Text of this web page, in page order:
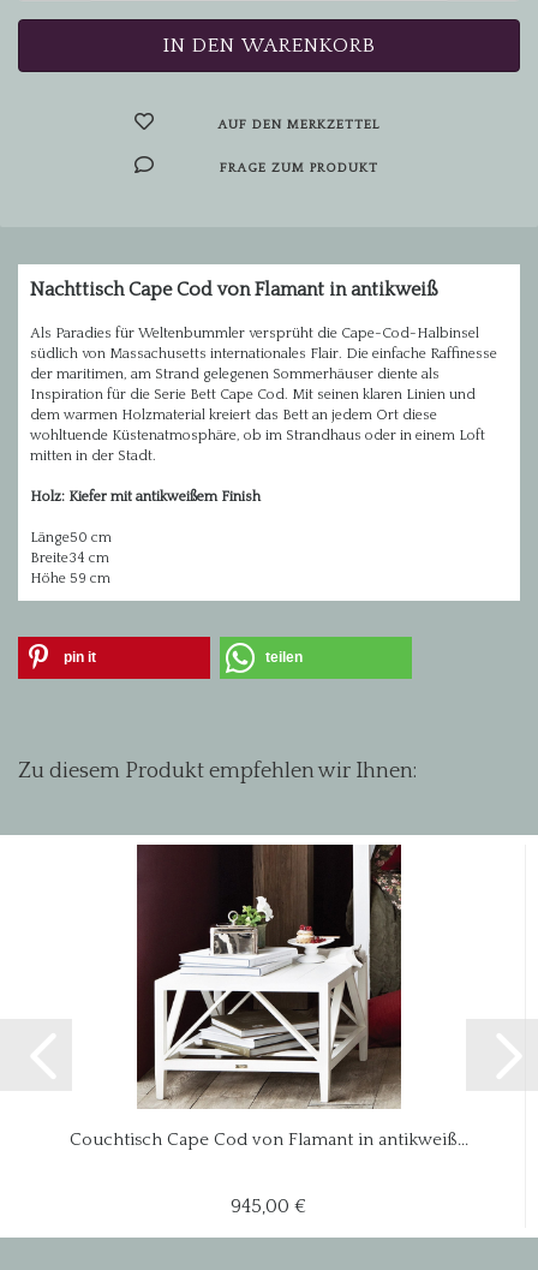
AUF DEN MERKZETTEL
FRAGE ZUM PRODUKT
Nachttisch Cape Cod von Flamant in antikweiß
Als Paradies für Weltenbummler versprüht die Cape-Cod-Halbinsel
südlich von Massachusetts internationales Flair. Die einfache Raffinesse
der maritimen, am Strand gelegenen Sommerhäuser diente als
Inspiration für die Serie Bett Cape Cod. Mit seinen klaren Linien und
dem warmen Holzmaterial kreiert das Bett an jedem Ort diese
wohltuende Küstenatmosphäre, ob im Strandhaus oder in einem Loft
mitten in der Stadt.
Holz: Kiefer mit antikweißem Finish
Länge50 cm
Breite34 cm
Höhe 59 cm
pin it teilen
Zu diesem Produkt empfehlen wir Ihnen:
Couchtisch Cape Cod von Flamant in antikweiß...
945,00 €